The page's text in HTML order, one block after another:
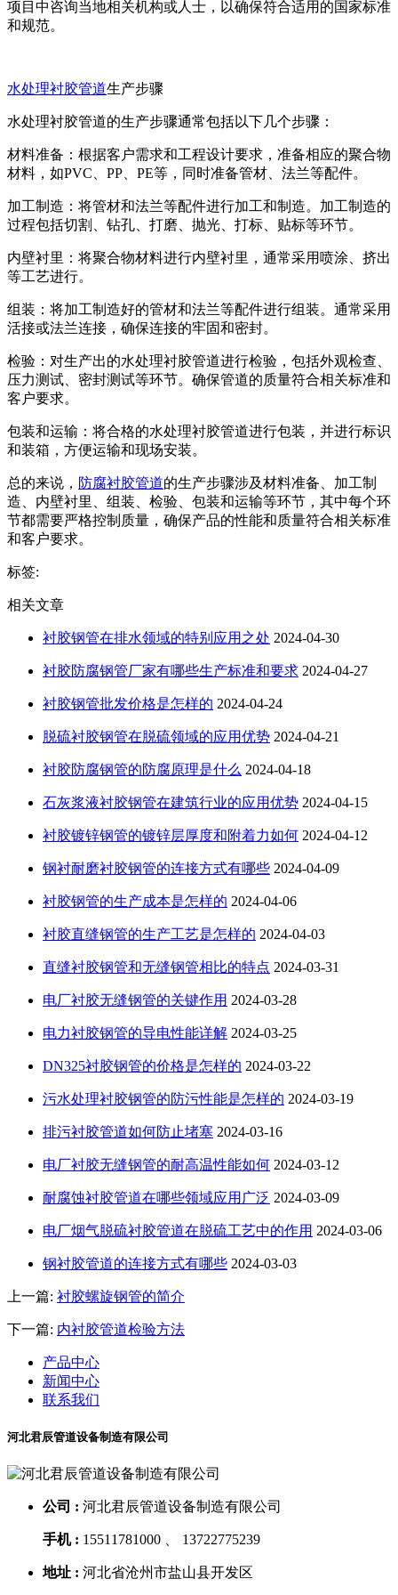
项目中咨询当地相关机构或人士，以确保符合适用的国家标准
和规范。
水处理衬胶管道生产步骤
水处理衬胶管道的生产步骤通常包括以下几个步骤：
材料准备：根据客户需求和工程设计要求，准备相应的聚合物
材料，如PVC、PP、PE等，同时准备管材、法兰等配件。
加工制造：将管材和法兰等配件进行加工和制造。加工制造的
过程包括切割、钻孔、打磨、抛光、打标、贴标等环节。
内壁衬里：将聚合物材料进行内壁衬里，通常采用喷涂、挤出
等工艺进行。
组装：将加工制造好的管材和法兰等配件进行组装。通常采用
活接或法兰连接，确保连接的牢固和密封。
检验：对生产出的水处理衬胶管道进行检验，包括外观检查、
压力测试、密封测试等环节。确保管道的质量符合相关标准和
客户要求。
包装和运输：将合格的水处理衬胶管道进行包装，并进行标识
和装箱，方便运输和现场安装。
总的来说， 防腐衬胶管道的生产步骤涉及材料准备、加工制
造、内壁衬里、组装、检验、包装和运输等环节，其中每个环
节都需要严格控制质量，确保产品的性能和质量符合相关标准
和客户要求。
标签:
相关文章
衬胶钢管在排水领域的特别应用之处 2024-04-30
衬胶防腐钢管厂家有哪些生产标准和要求 2024-04-27
衬胶钢管批发价格是怎样的 2024-04-24
脱硫衬胶钢管在脱硫领域的应用优势 2024-04-21
衬胶防腐钢管的防腐原理是什么 2024-04-18
石灰浆液衬胶钢管在建筑行业的应用优势 2024-04-15
衬胶镀锌钢管的镀锌层厚度和附着力如何 2024-04-12
钢衬耐磨衬胶钢管的连接方式有哪些 2024-04-09
衬胶钢管的生产成本是怎样的 2024-04-06
衬胶直缝钢管的生产工艺是怎样的 2024-04-03
直缝衬胶钢管和无缝钢管相比的特点 2024-03-31
电厂衬胶无缝钢管的关键作用 2024-03-28
电力衬胶钢管的导电性能详解 2024-03-25
DN325衬胶钢管的价格是怎样的 2024-03-22
污水处理衬胶钢管的防污性能是怎样的 2024-03-19
排污衬胶管道如何防止堵塞 2024-03-16
电厂衬胶无缝钢管的耐高温性能如何 2024-03-12
耐腐蚀衬胶管道在哪些领域应用广泛 2024-03-09
电厂烟气脱硫衬胶管道在脱硫工艺中的作用 2024-03-06
钢衬胶管道的连接方式有哪些 2024-03-03
上一篇: 衬胶螺旋钢管的简介
下一篇: 内衬胶管道检验方法
产品中心
新闻中心
联系我们
河北君辰管道设备制造有限公司
公司 : 河北君辰管道设备制造有限公司
手机 : 15511781000 、 13722775239
地址 : 河北省沧州市盐山县开发区